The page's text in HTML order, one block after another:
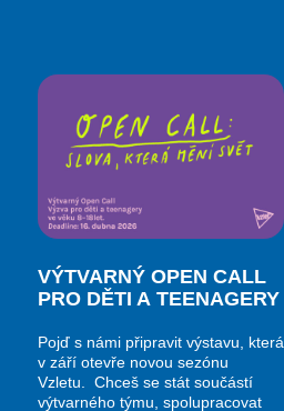
VÝTVARNÝ OPEN CALL
PRO DĚTI A TEENAGERY
Pojď s námi připravit výstavu, která
v září otevře novou sezónu
Vzletu. Chceš se stát součástí
výtvarného týmu, spolupracovat